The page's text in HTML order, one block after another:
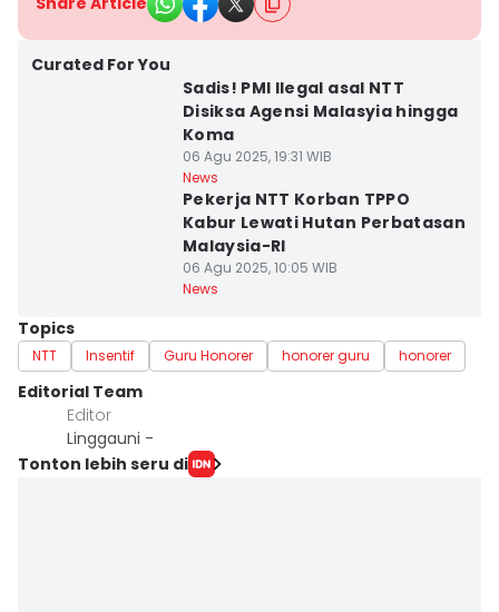
Curated For You
Sadis! PMI Ilegal asal NTT
Disiksa Agensi Malasyia hingga
Koma
06 Agu 2025, 19:31 WIB
News
Pekerja NTT Korban TPPO
Kabur Lewati Hutan Perbatasan
Malaysia-RI
06 Agu 2025, 10:05 WIB
News
Topics
NTT Insentif Guru Honorer honorer guru honorer
Editorial Team
Editor
Linggauni -
Tonton lebih seru di